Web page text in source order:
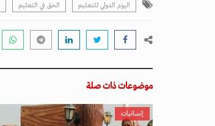
اليوم الدولي للتعليم الحق في التعليم
موضوعات ذات صلة
إنسانيات